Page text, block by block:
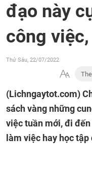
đạo này
công
Thứ Sáu, 22/07/2022
(Lichngaytot.com)
sách vàng những
việc tuần mới, đi
làm việc hay học